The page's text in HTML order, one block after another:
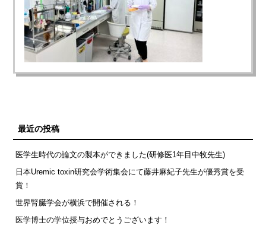
最近の投稿
医学生時代の論文の製本ができました(研修医1年目中牧先生)
日本Uremic toxin研究会学術集会にて藤井麻紀子先生が優秀賞を受
賞！
世界腎臓学会が横浜で開催される！
医学博士の学位授与おめでとうございます！